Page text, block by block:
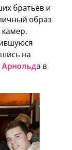
братьев и
образ
на
Арнольда в